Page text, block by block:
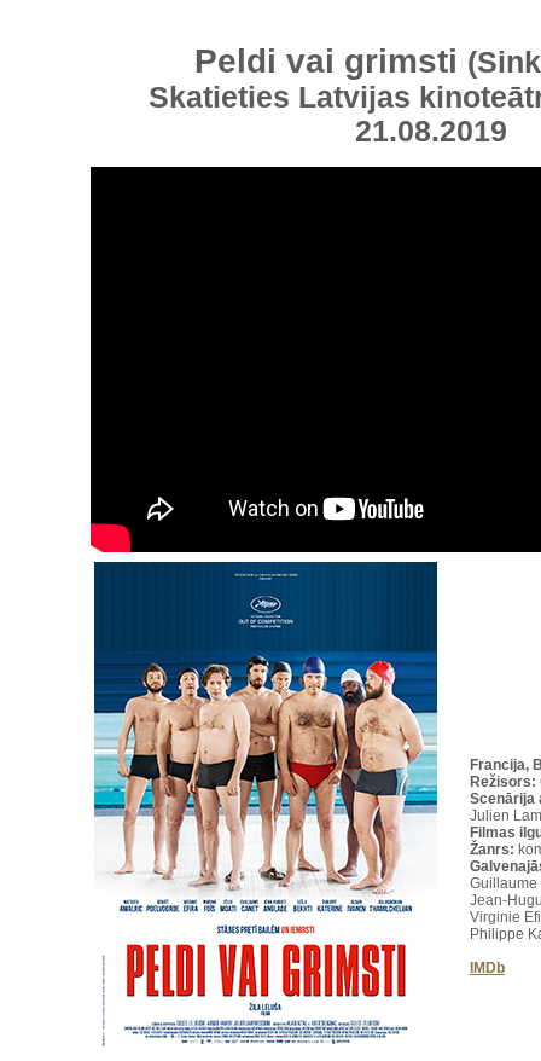
Peldi vai grimsti
Skatieties Latvijas
21.08.2019
Francija,
Režisors:
Julien
Filmas
Žanrs:
Guillaume
Jean-
Virginie
Philippe
IMDb